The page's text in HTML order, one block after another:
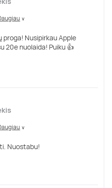
∨
proga! Nusipirkau Apple
20e nuolaida! Puiku 👍
∨
Nuostabu!